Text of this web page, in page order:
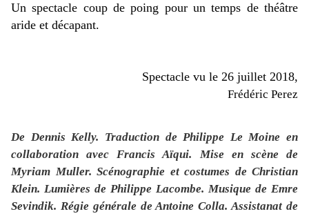
Un spectacle coup de poing pour un temps de théâtre
aride et décapant.
Spectacle vu le 26 juillet 2018,
Frédéric Perez
De Dennis Kelly. Traduction de Philippe Le Moine en
collaboration avec Francis Aïqui. Mise en scène de
Myriam Muller. Scénographie et costumes de Christian
Klein. Lumières de Philippe Lacombe. Musique de Emre
Sevindik. Régie générale de Antoine Colla. Assistanat de